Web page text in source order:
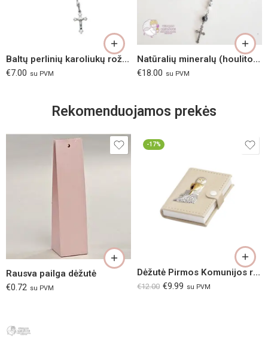
Baltų perlinių karoliukų rožančius
€7.00 su PVM
Natūralių mineralų (houlito) rožančius
€18.00 su PVM
Rekomenduojamos prekės
Rausva pailga dėžutė
€0.72 su PVM
-17%
Dėžutė Pirmos Komunijos rožančiui
€12.00 €9.99 su PVM